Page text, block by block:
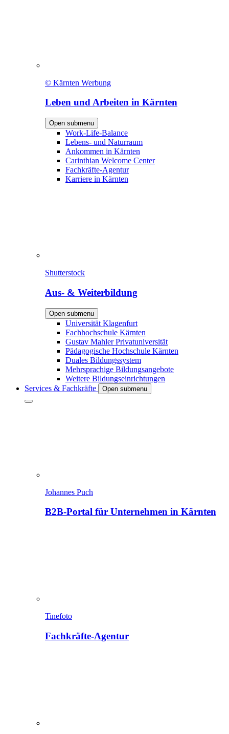
© Kärnten Werbung
Leben und Arbeiten in Kärnten
Open submenu
Work-Life-Balance
Lebens- und Naturraum
Ankommen in Kärnten
Carinthian Welcome Center
Fachkräfte-Agentur
Karriere in Kärnten
Shutterstock
Aus- & Weiterbildung
Open submenu
Universität Klagenfurt
Fachhochschule Kärnten
Gustav Mahler Privatuniversität
Pädagogische Hochschule Kärnten
Duales Bildungssystem
Mehrsprachige Bildungsangebote
Weitere Bildungseinrichtungen
Services & Fachkräfte
Open submenu
Johannes Puch
B2B-Portal für Unternehmen in Kärnten
Tinefoto
Fachkräfte-Agentur